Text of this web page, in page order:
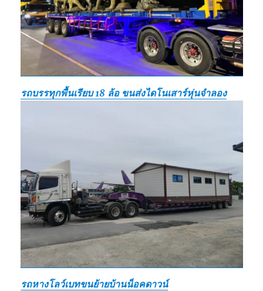
รถบรรทุกพื้นเรียบ 18 ล้อ ขนส่งไดโนเสาร์หุ่นจำลอง
รถหางโลว์เบทขนย้ายบ้านน็อคดาวน์